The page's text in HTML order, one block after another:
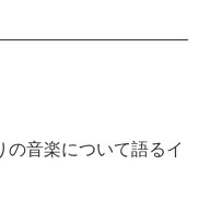
音楽について語るイ